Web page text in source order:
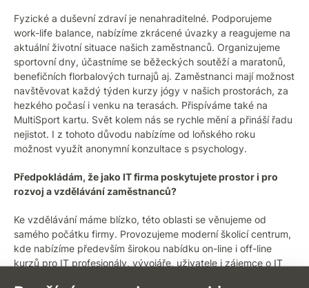
Fyzické a duševní zdraví je nenahraditelné. Podporujeme
work-life balance, nabízíme zkrácené úvazky a reagujeme na
aktuální životní situace našich zaměstnanců. Organizujeme
sportovní dny, účastníme se běžeckých soutěží a maratonů,
benefičních florbalových turnajů aj. Zaměstnanci mají možnost
navštěvovat každý týden kurzy jógy v našich prostorách, za
hezkého počasí i venku na terasách. Přispíváme také na
MultiSport kartu. Svět kolem nás se rychle mění a přináší řadu
nejistot. I z tohoto důvodu nabízíme od loňského roku
možnost využít anonymní konzultace s psychology.
Předpokládám, že jako IT firma poskytujete prostor i pro
rozvoj a vzdělávání zaměstnanců?
Ke vzdělávání máme blízko, této oblasti se věnujeme od
samého počátku firmy. Provozujeme moderní školicí centrum,
kde nabízíme především širokou nabídku on-line i off-line
kurzů pro IT profesionály, vývojáře, uživatele i zájemce o IT